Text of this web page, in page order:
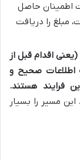
اطمینان حاصل
مبلغ را دریافت
اقدام قبل از
اطلاعات صحیح و
فرایند هستند.
مسیر را بسیار